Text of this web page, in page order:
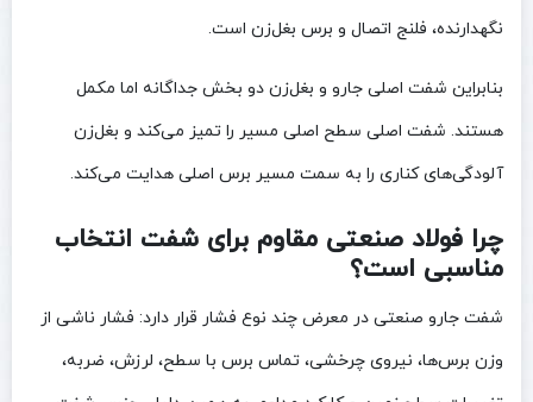
نگهدارنده، فلنج اتصال و برس بغل‌زن است.
بنابراین شفت اصلی جارو و بغل‌زن دو بخش جداگانه اما مکمل
هستند. شفت اصلی سطح اصلی مسیر را تمیز می‌کند و بغل‌زن
آلودگی‌های کناری را به سمت مسیر برس اصلی هدایت می‌کند.
چرا فولاد صنعتی مقاوم برای شفت انتخاب
مناسبی است؟
شفت جارو صنعتی در معرض چند نوع فشار قرار دارد: فشار ناشی از
وزن برس‌ها، نیروی چرخشی، تماس برس با سطح، لرزش، ضربه،